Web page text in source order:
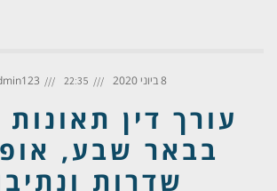
8 ביוני 2020 22:35
עורך דין תאונות
בבאר שבע,
שדרות